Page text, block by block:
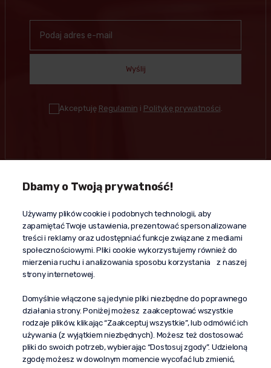
Wyślij
Akceptuję Regulamin i Politykę prywatności.
Kontakt
+48 603 610 870
kontakt@propaganda24h.pl
“Propaganda"
al. Komisji Edukacji Narodowej 51/U5
02-797 Warszawa
Pomoc
Dostawa
Moje konto
O firmie
Dbamy o Twoją prywatność!
Używamy plików cookie i podobnych technologii, aby
zapamiętać Twoje ustawienia, prezentować spersonalizowane
treści i reklamy oraz udostępniać funkcje związane z mediami
społecznościowymi. Pliki cookie wykorzystujemy również do
mierzenia ruchu i analizowania sposobu korzystania z naszej
strony internetowej.
Domyślnie włączone są jedynie pliki niezbędne do poprawnego
działania strony. Poniżej możesz zaakceptować wszystkie
rodzaje plików, klikając “Zaakceptuj wszystkie”, lub odmówić ich
używania (z wyjątkiem niezbędnych). Możesz też dostosować
pliki do swoich potrzeb, wybierając “Dostosuj zgody”. Udzieloną
zgodę możesz w dowolnym momencie wycofać lub zmienić,